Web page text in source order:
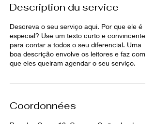
Description du service
Descreva o seu serviço aqui. Por que ele é
especial? Use um texto curto e convincente
para contar a todos o seu diferencial. Uma
boa descrição envolve os leitores e faz com
que eles queiram agendar o seu serviço.
Coordonnées